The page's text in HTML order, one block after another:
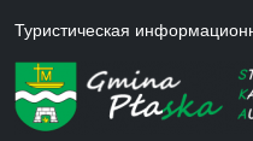
Туристическая